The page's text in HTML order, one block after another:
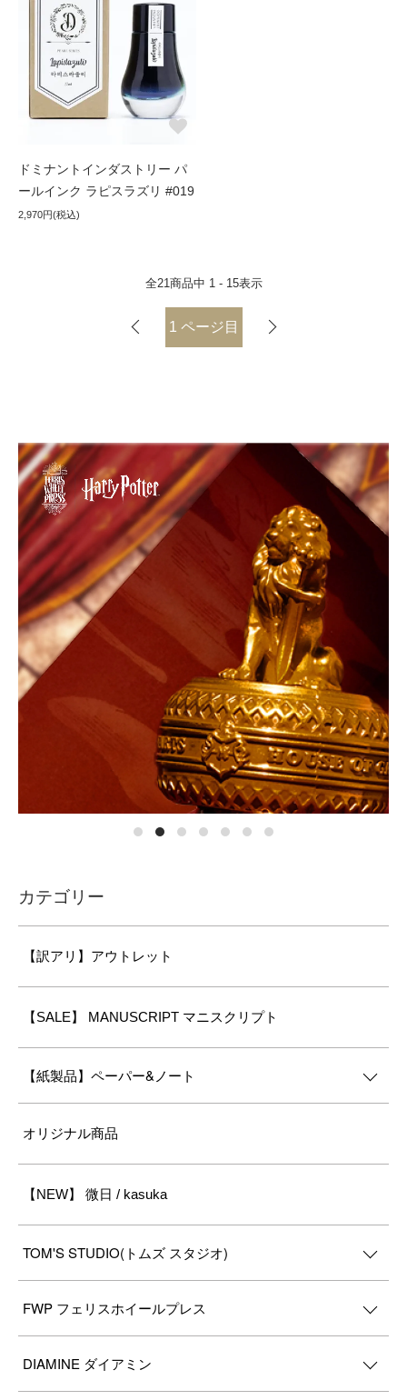
ドミナントインダストリー パ
ールインク ラピスラズリ #019
2,970円(税込)
全21商品中 1 - 15表示
1 ページ目
カテゴリー
【訳アリ】アウトレット
【SALE】 MANUSCRIPT マニスクリプト
【紙製品】ペーパー&ノート
オリジナル商品
【NEW】 微日 / kasuka
TOM'S STUDIO(トムズ スタジオ)
FWP フェリスホイールプレス
DIAMINE ダイアミン